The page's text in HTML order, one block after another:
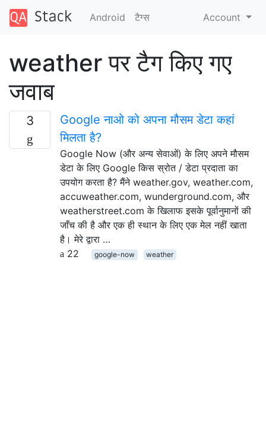
Android टैग्‍स Account
weather पर टैग किए गए
जवाब
3
Google नाओ को अपना मौसम डेटा कहां
मिलता है?
Google Now (और अन्य सेवाओं) के लिए अपने मौसम
डेटा के लिए Google किस स्रोत / डेटा प्रदाता का
उपयोग करता है? मैंने weather.gov, weather.com,
accuweather.com, wunderground.com, और
weatherstreet.com के खिलाफ इसके पूर्वानुमानों की
जाँच की है और एक ही स्थान के लिए एक मेल नहीं खाता
है। मेरे द्वारा …
22
google-now weather